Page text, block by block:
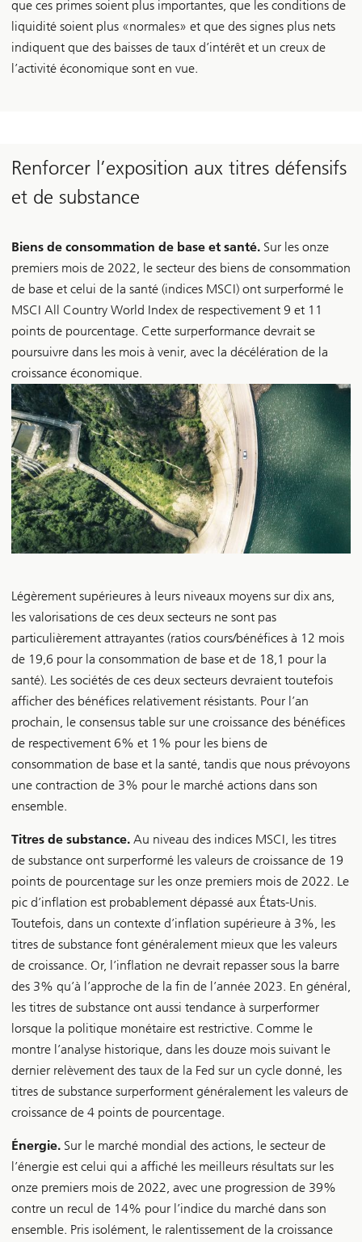
que ces primes soient plus importantes, que les conditions de
liquidité soient plus «normales» et que des signes plus nets
indiquent que des baisses de taux d’intérêt et un creux de
l’activité économique sont en vue.
Renforcer l’exposition aux titres défensifs
et de substance
Biens de consommation de base et santé. Sur les onze
premiers mois de 2022, le secteur des biens de consommation
de base et celui de la santé (indices MSCI) ont surperformé le
MSCI All Country World Index de respectivement 9 et 11
points de pourcentage. Cette surperformance devrait se
poursuivre dans les mois à venir, avec la décélération de la
croissance économique.
Légèrement supérieures à leurs niveaux moyens sur dix ans,
les valorisations de ces deux secteurs ne sont pas
particulièrement attrayantes (ratios cours/bénéfices à 12 mois
de 19,6 pour la consommation de base et de 18,1 pour la
santé). Les sociétés de ces deux secteurs devraient toutefois
afficher des bénéfices relativement résistants. Pour l’an
prochain, le consensus table sur une croissance des bénéfices
de respectivement 6% et 1% pour les biens de
consommation de base et la santé, tandis que nous prévoyons
une contraction de 3% pour le marché actions dans son
ensemble.
Titres de substance. Au niveau des indices MSCI, les titres
de substance ont surperformé les valeurs de croissance de 19
points de pourcentage sur les onze premiers mois de 2022. Le
pic d’inflation est probablement dépassé aux États-Unis.
Toutefois, dans un contexte d’inflation supérieure à 3%, les
titres de substance font généralement mieux que les valeurs
de croissance. Or, l’inflation ne devrait repasser sous la barre
des 3% qu’à l’approche de la fin de l’année 2023. En général,
les titres de substance ont aussi tendance à surperformer
lorsque la politique monétaire est restrictive. Comme le
montre l’analyse historique, dans les douze mois suivant le
dernier relèvement des taux de la Fed sur un cycle donné, les
titres de substance surperforment généralement les valeurs de
croissance de 4 points de pourcentage.
Énergie. Sur le marché mondial des actions, le secteur de
l’énergie est celui qui a affiché les meilleurs résultats sur les
onze premiers mois de 2022, avec une progression de 39%
contre un recul de 14% pour l’indice du marché dans son
ensemble. Pris isolément, le ralentissement de la croissance